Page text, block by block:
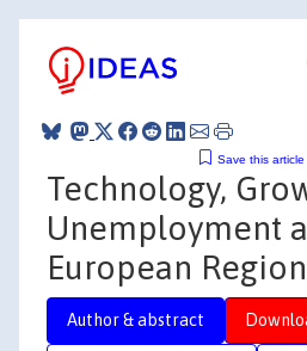
Save this article
Technology,
Unemployment
European
Author & abstract